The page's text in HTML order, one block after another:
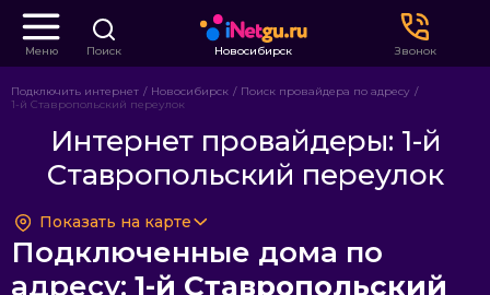
Меню Поиск Новосибирск Звонок
Подключить интернет Новосибирск
Поиск провайдера по адресу
1-й Ставропольский переулок
Интернет провайдеры: 1-й
Ставропольский переулок
Показать на карте
Подключенные дома по
адресу: 1-й Ставропольский